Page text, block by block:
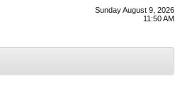
Sunday August 9, 2026
11:50 AM